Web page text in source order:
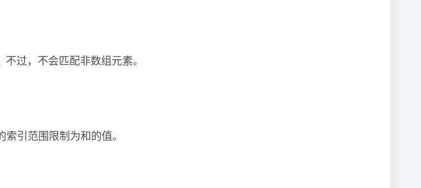
过，不会匹配非数组元素。
引范围限制为和的值。